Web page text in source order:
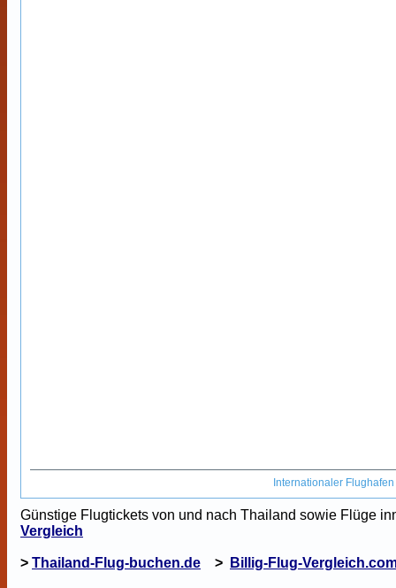
Internationaler
Günstige Flugtickets von und nach Thailand sowie Flüge
Vergleich
> Thailand-Flug-buchen.de > Billig-Flug-